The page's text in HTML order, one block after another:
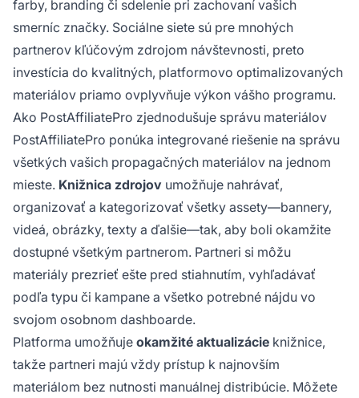
farby, branding či sdelenie pri zachovaní vašich
smerníc značky. Sociálne siete sú pre mnohých
partnerov kľúčovým zdrojom návštevnosti, preto
investícia do kvalitných, platformovo optimalizovaných
materiálov priamo ovplyvňuje výkon vášho programu.
Ako PostAffiliatePro zjednodušuje správu materiálov
PostAffiliatePro ponúka integrované riešenie na správu
všetkých vašich propagačných materiálov na jednom
mieste. Knižnica zdrojov umožňuje nahrávať,
organizovať a kategorizovať všetky assety—bannery,
videá, obrázky, texty a ďalšie—tak, aby boli okamžite
dostupné všetkým partnerom. Partneri si môžu
materiály prezrieť ešte pred stiahnutím, vyhľadávať
podľa typu či kampane a všetko potrebné nájdu vo
svojom osobnom dashboarde.
Platforma umožňuje okamžité aktualizácie knižnice,
takže partneri majú vždy prístup k najnovším
materiálom bez nutnosti manuálnej distribúcie. Môžete